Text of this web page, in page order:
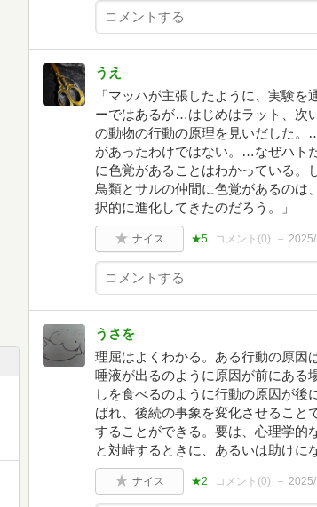
うえ
「マッハが主張したように、実験
ーではあるが…はじめはラット、次
の動物の行動の原理を見いだした
があったわけではない。…なぜハト
に色覚があることはわかっている
鳥類とサルの仲間に色覚があるの
択的に進化してきたのだろう。」
ナイス ★5 コメント(0)
うさを
理屈はよくわかる。ある行動の原因
唾液が出るのように原因が前にあ
しを食べるのように行動の原因が
ばれ、後続の事象を変化させること
することができる。要は、心理学的
と対峙するときに、あるいは助けに
ナイス ★2 コメント(0)